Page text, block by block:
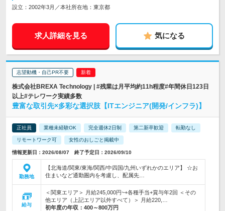
設立：2002年3月／本社所在地：東京都
求人詳細を見る 気になる
志望動機・自己PR不要
株式会社BREXA Technology | #残業は月平均約11h程度#年間休日123日
以上#テレワーク実績多数
豊富な取引先×多彩な選択肢【ITエンジニア(開発/インフラ)】
正社員 業種未経験OK 完全週休2日制 第二新卒歓迎 転勤なし
リモートワーク可 女性のおしごと掲載中
情報更新日：2026/08/07 終了予定日：2026/09/10
勤務地
【北海道/関東/東海/関西/中四国/九州いずれかのエリア】 ☆お
住まいなど通勤圏内を考慮し、配属先…
給与
＜関東エリア＞ 月給245,000円~+各種手当+賞与年2回 ＜その
他エリア（上記エリア以外すべて）＞ 月給220,…
初年度の年収： 400～800万円